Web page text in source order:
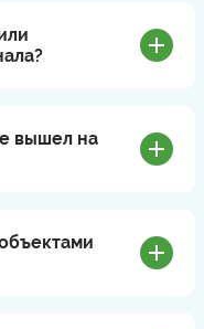
вышел на